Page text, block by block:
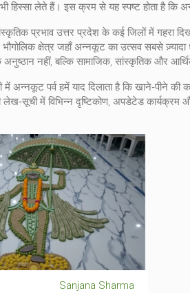
हिस्सा लेते हैं। इस क्रम से यह स्पष्ट होता है कि
प्रभाव उत्तर प्रदेश के कई जिलों में गहरा
भौगोलिक क्षेत्र जहाँ अन्नकूट का उत्सव सबसे ज़्यादा
नहीं, बल्कि सामाजिक, सांस्कृतिक और
अन्नकूट पर्व हमें याद दिलाता है कि खाने‑पीने
लेख‑सूची में विभिन्न दृष्टिकोण, अपडेटेड
Sanjana Sharma